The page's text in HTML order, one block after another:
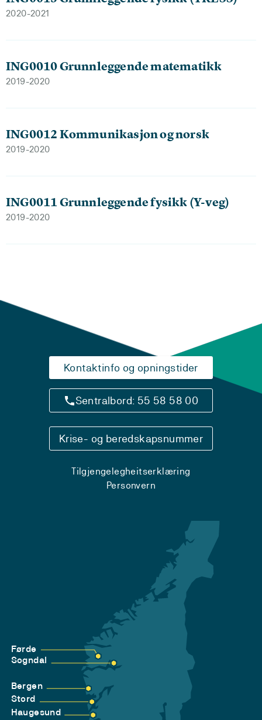
2020-2021
ING0010 Grunnleggende matematikk
2019-2020
ING0012 Kommunikasjon og norsk
2019-2020
ING0011 Grunnleggende fysikk (Y-veg)
2019-2020
Kontaktinfo og opningstider
Sentralbord: 55 58 58 00
Krise- og beredskapsnummer
Tilgjengelegheitserklæring
Personvern
Førde
Sogndal
Bergen
Stord
Haugesund